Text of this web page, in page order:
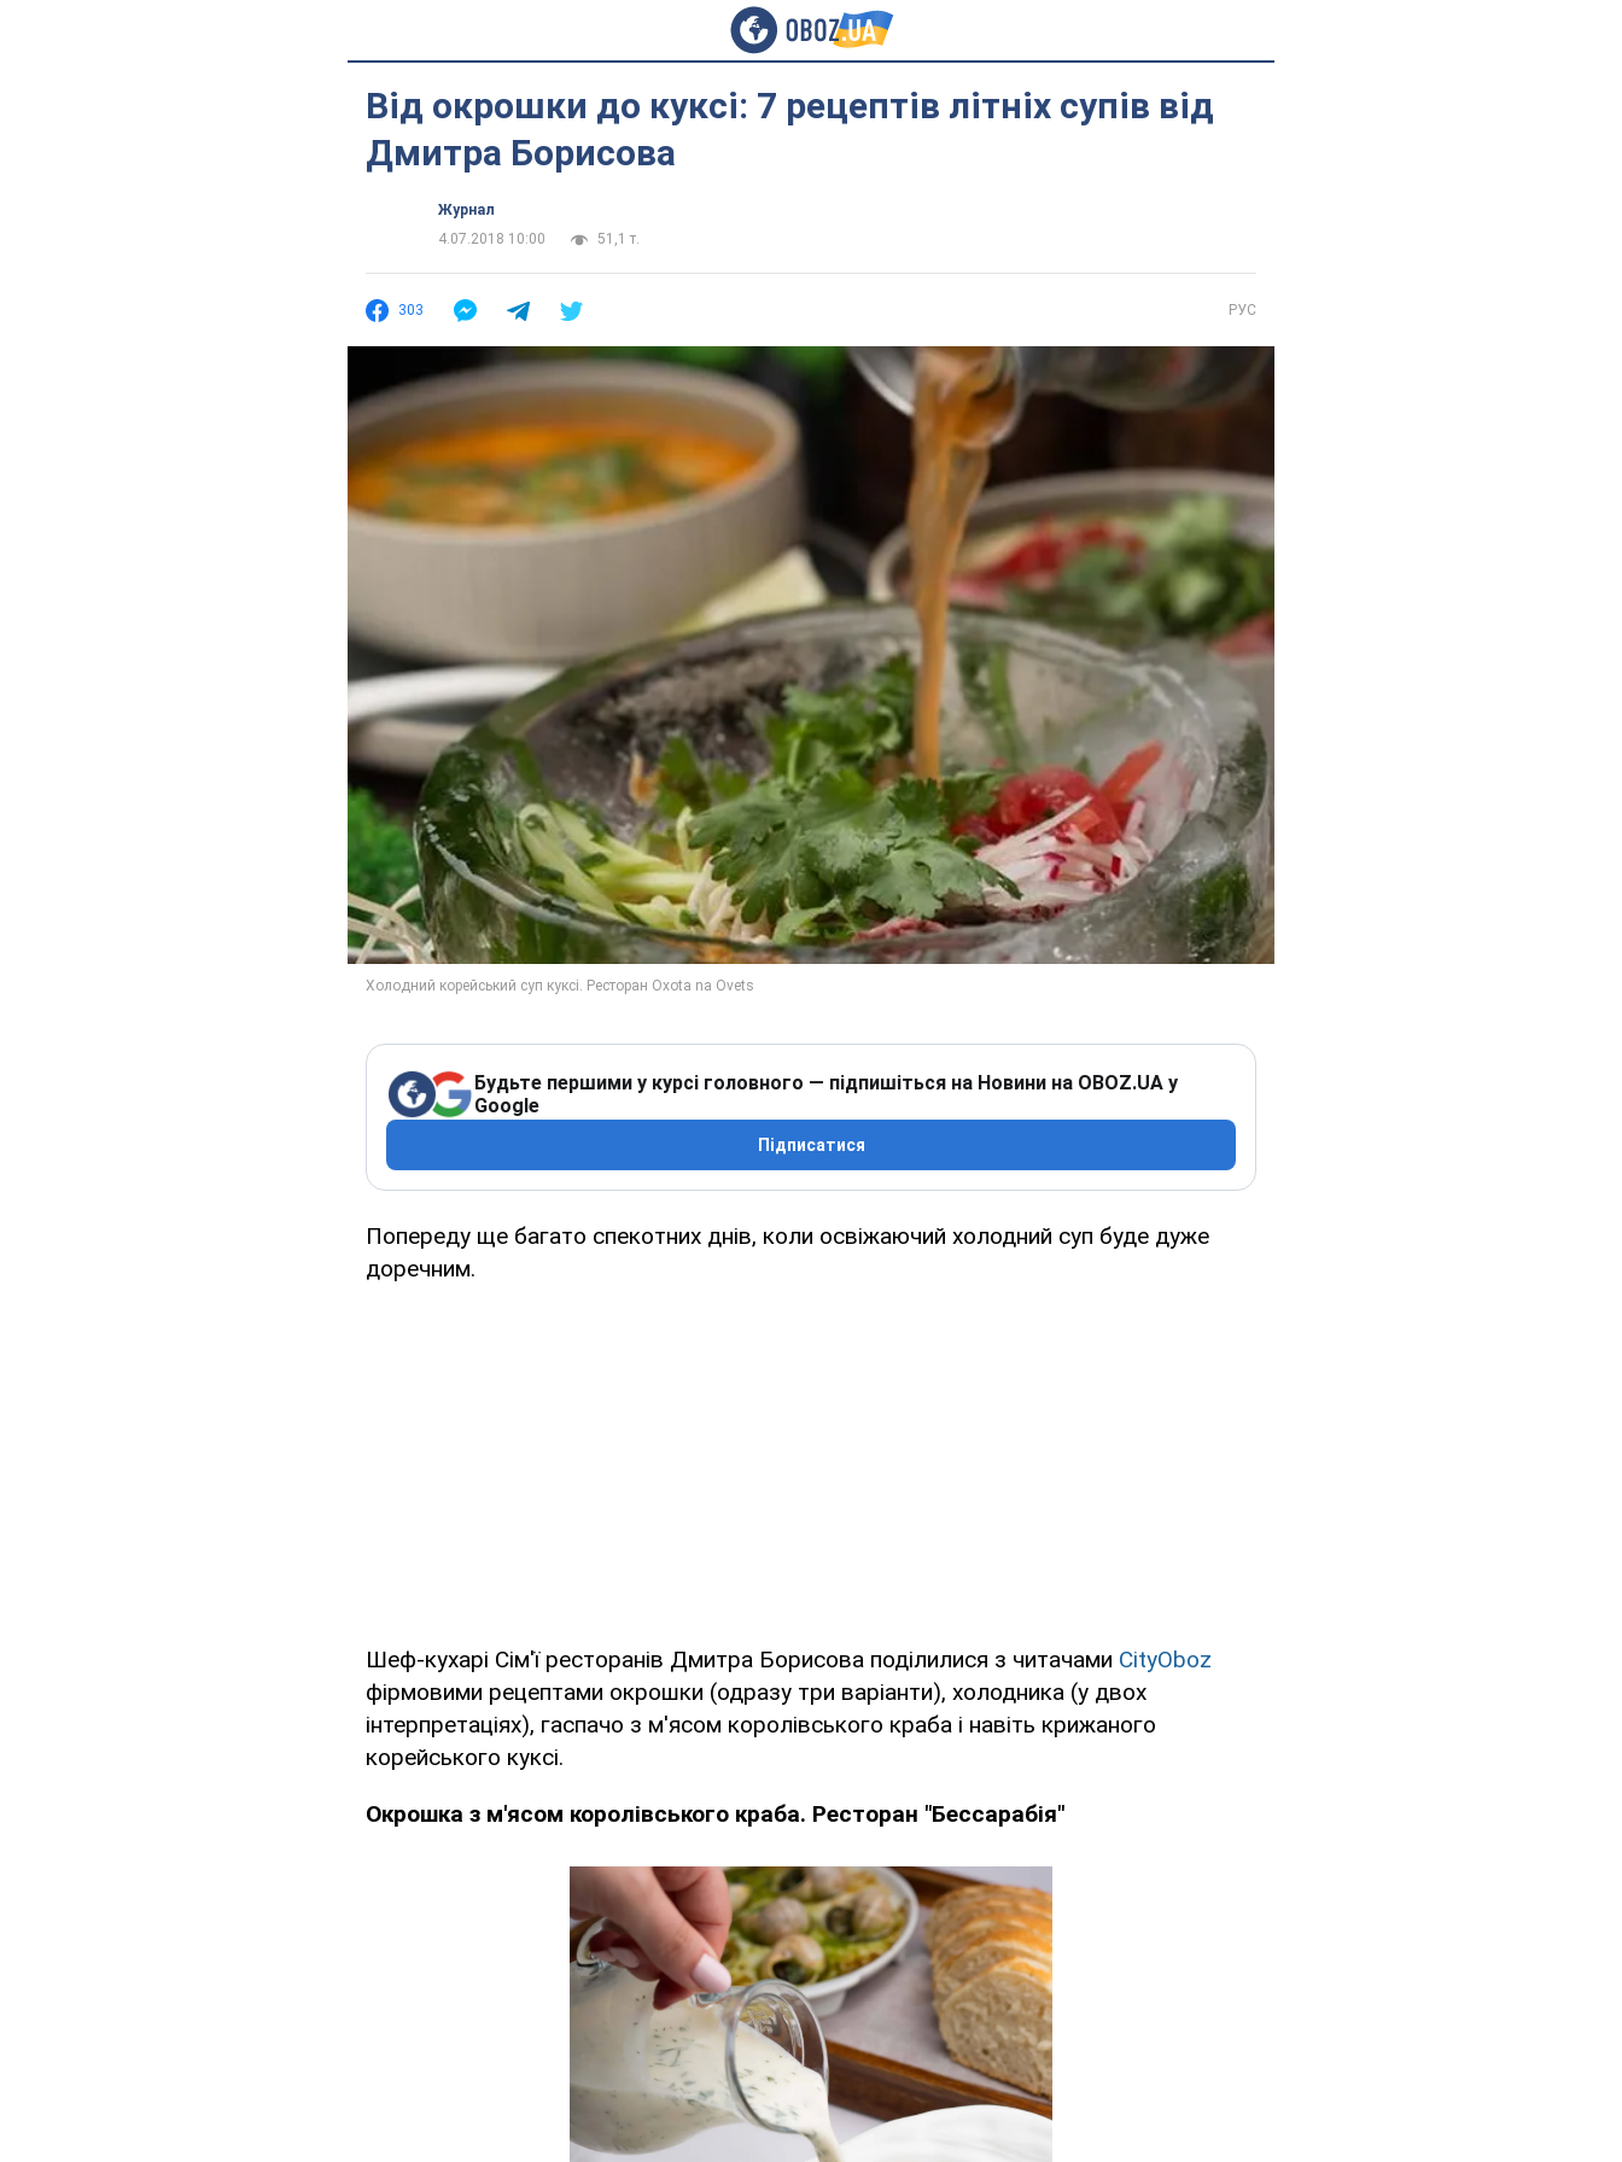
Від окрошки до куксі: 7 рецептів літніх супів від
Дмитра Борисова
Журнал
4.07.2018 10:00
51,1 т.
303 РУС
Будьте першими у курсі головного — підпишіться на Новини на OBOZ.UA у
Google
Підписатися
Попереду ще багато спекотних днів, коли освіжаючий холодний суп буде дуже
доречним.
Шеф-кухарі Сім'ї ресторанів Дмитра Борисова поділилися з читачами CityOboz
фірмовими рецептами окрошки (одразу три варіанти), холодника (у двох
інтерпретаціях), гаспачо з м'ясом королівського краба і навіть крижаного
корейського куксі.
Окрошка з м'ясом королівського краба. Ресторан "Бессарабія"